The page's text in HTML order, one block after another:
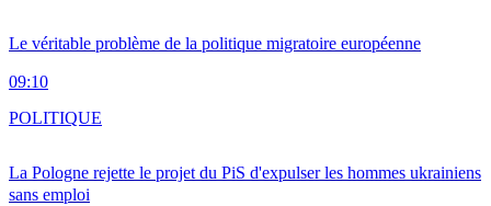
Le véritable problème de la politique migratoire européenne
09:10
La Pologne rejette le projet du PiS d'expulser les hommes ukrainiens
sans emploi
POLITIQUE